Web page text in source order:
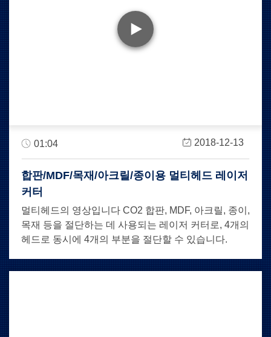
2018-12-13
01:04
합판/MDF/목재/아크릴/종이용 멀티헤드 레이저
커터
멀티헤드의 영상입니다 CO2 합판, MDF, 아크릴, 종이,
목재 등을 절단하는 데 사용되는 레이저 커터로, 4개의
헤드로 동시에 4개의 부분을 절단할 수 있습니다.